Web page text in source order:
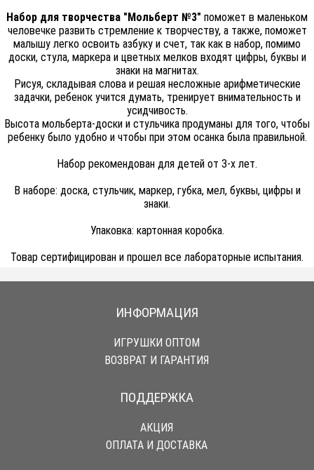
Набор для творчества "Мольберт №3" поможет в маленьком
человечке развить стремление к творчеству, а также, поможет
малышу легко освоить азбуку и счет, так как в набор, помимо
доски, стула, маркера и цветных мелков входят цифры, буквы и
знаки на магнитах.
Рисуя, складывая слова и решая несложные арифметические
задачки, ребенок учится думать, тренирует внимательность и
усидчивость.
Высота мольберта-доски и стульчика продуманы для того, чтобы
ребенку было удобно и чтобы при этом осанка была правильной.
Набор рекомендован для детей от 3-х лет.
В наборе: доска, стульчик, маркер, губка, мел, буквы, цифры и
знаки.
Упаковка: картонная коробка.
Товар сертифицирован и прошел все лабораторные испытания.
ИНФОРМАЦИЯ
ИГРУШКИ ОПТОМ
ВОЗВРАТ И ГАРАНТИЯ
ПОДДЕРЖКА
АКЦИЯ
ОПЛАТА И ДОСТАВКА